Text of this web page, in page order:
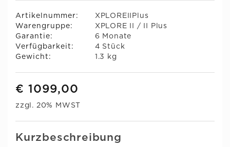
Artikelnummer:
XPLOREIIPlus
Warengruppe:
XPLORE II / II Plus
Garantie:
6 Monate
Verfügbarkeit:
4 Stück
Gewicht:
1.3 kg
€ 1099,00
zzgl. 20% MWST
Kurzbeschreibung